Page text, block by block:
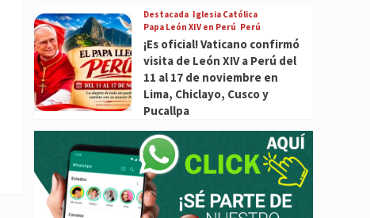
Destacada Iglesia Católica
Papa León XIV en Perú Perú
¡Es oficial! Vaticano confirmó
visita de León XIV a Perú del
11 al 17 de noviembre en
Lima, Chiclayo, Cusco y
Pucallpa